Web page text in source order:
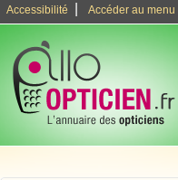
Accessibilité Accéder au menu